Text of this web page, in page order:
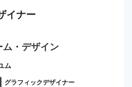
イナー
ム・デザイン
ム
グラフィックデザイナー